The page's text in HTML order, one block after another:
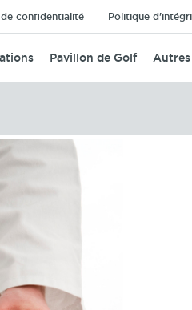
Pavillon de Golf
confidentialité Politique